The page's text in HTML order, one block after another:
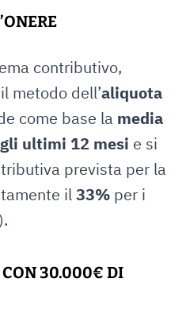
contributivo,
metodo dell’aliquota
come base la media
ultimi 12 mesi e si
prevista per la
il33% per i
CON 30.000€ DI